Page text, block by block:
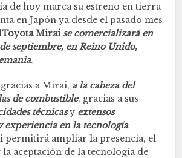
de hoy marca su estreno en tierra
en Japón ya desde el pasado mes
Toyota Mirai se comercializará en
septiembre, en Reino Unido,
.
a Mirai, a la cabeza del
de combustible, gracias a sus
técnicasy extensos
experiencia en la tecnología
permitirá ampliar la presencia, el
aceptación de la tecnología de